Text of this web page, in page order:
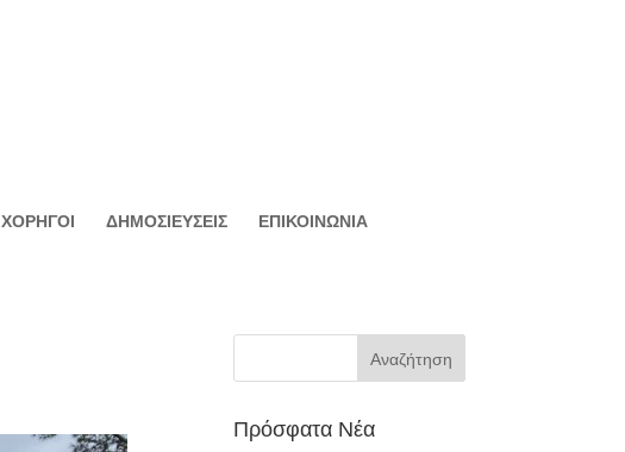
ΧΟΡΗΓΟΙ ΔΗΜΟΣΙΕΥΣΕΙΣ ΕΠΙΚΟΙΝΩΝΙΑ
Πρόσφατα Νέα